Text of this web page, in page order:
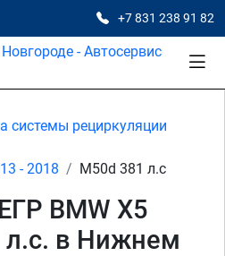
+7 831 238 91 82
системы рециркуляции
- 2018 M50d 381 л.с
BMW X5
л.с. в Нижнем